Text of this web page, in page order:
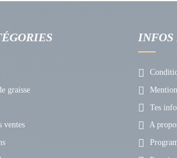
graisse
ventes
INFOS
Tes
A